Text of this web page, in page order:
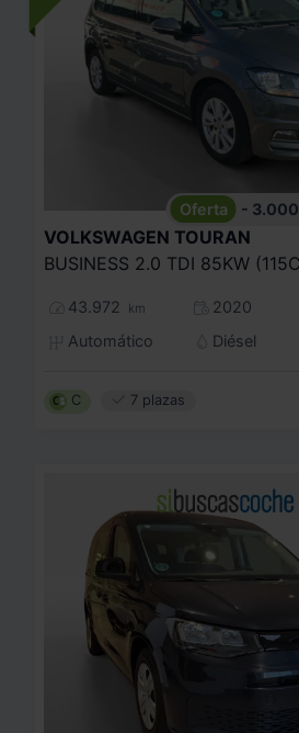
- 3.000
VOLKSWAGEN TOURAN
43.972 km
2020
Automático
Diésel
C 7 plazas